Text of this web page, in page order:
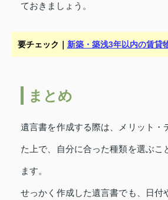
ておきましょう。
要チェック｜ 新築・築浅3年以内の賃貸
まとめ
遺言書を作成する際は、メリット・
た上で、自分に合った種類を選ぶこ
ます。
せっかく作成した遺言書でも、日付